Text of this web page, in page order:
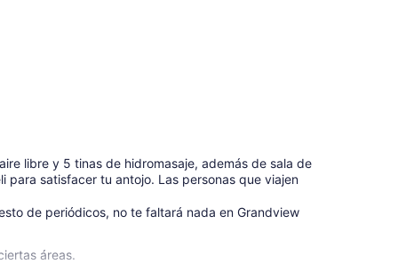
libre y 5 tinas de hidromasaje, además de sala de
satisfacer tu antojo. Las personas que viajen
de periódicos, no te faltará nada en Grandview
áreas.